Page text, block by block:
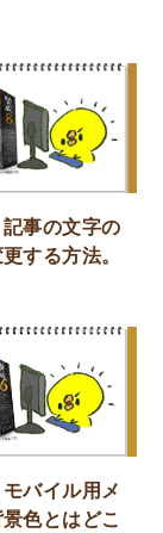
事の文字の
する方法。
モバイル用メ
色とはどこ